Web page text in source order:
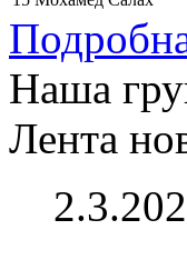
Наша
Лента